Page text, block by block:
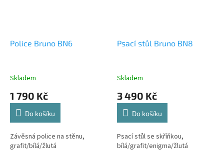
Police Bruno BN6
Skladem
1 790 Kč
Do košíku
Závěsná police na stěnu,
grafit/bílá/žlutá
Psací stůl Bruno BN8
Skladem
3 490 Kč
Do košíku
Psací stůl se skříňkou,
bílá/grafit/enigma/žlutá